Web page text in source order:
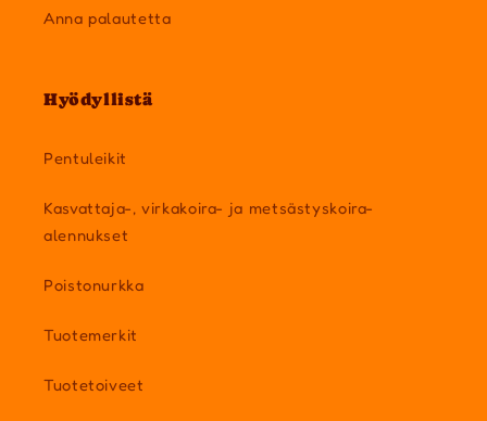
Anna palautetta
Hyödyllistä
Pentuleikit
Kasvattaja-, virkakoira- ja metsästyskoira-
alennukset
Poistonurkka
Tuotemerkit
Tuotetoiveet